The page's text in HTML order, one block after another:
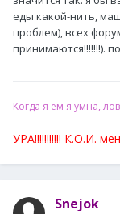
еды какой-нить,
проблем), всех
принимаются!!!!!!!).
Когда я ем я умна,
УРА!!!!!!!!!!! К.О.И.
Snejok